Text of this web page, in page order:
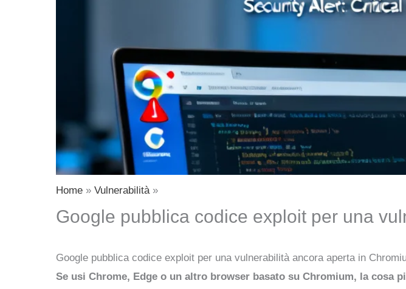
Home Vulnerabilità
Google pubblica codice exploit per una
Google pubblica codice exploit per una vulnerabilità ancora aperta in
Se usi Chrome, Edge o un altro browser basato su Chromium, la cosa